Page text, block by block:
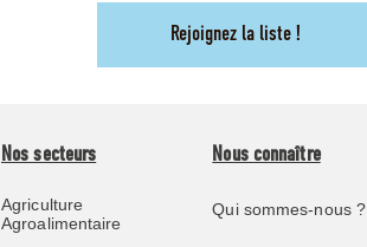
Rejoignez la liste !
Nos secteurs
Agriculture
Agroalimentaire
Nous connaître
Qui sommes-nous ?